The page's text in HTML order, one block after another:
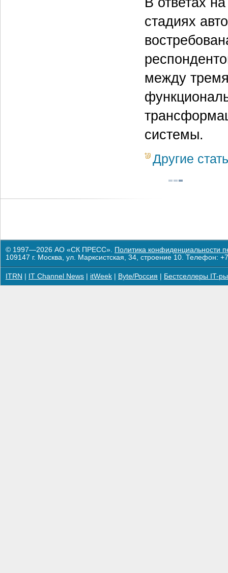
стадиях
между
системы.
Другие
© 1997—2026 АО «СК ПРЕСС». Политика конфиденциальности
109147 г. Москва, ул. Марксистская, 34, строение 10. Телефон:
ITRN IT Channel News itWeek Byte/Россия Бестселлеры IT-